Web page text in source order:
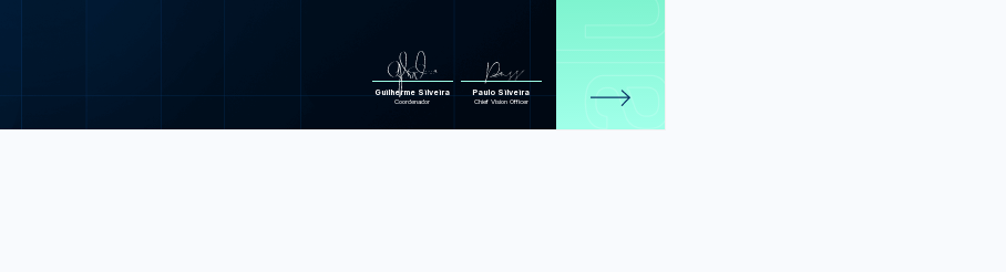
Guilherme Silveira
Coordenador
Paulo Silveira
Chief Vision Officer
Persistindo os bancos de
PHP PDO parte 2: Mais
segurança e organização na
sua app